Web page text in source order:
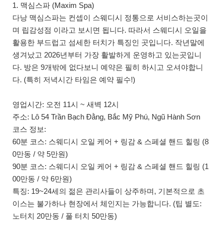
1. 맥심스파 (Maxim Spa)
다낭 맥심스파는 컨셉이 스웨디시 정통으로 서비스하는곳이
며 립감성점 이라고 보시면 됩니다. 따라서 스웨디시 오일을
활용한 부드럽고 섬세한 터치가 특징인 곳입니다. 작년말에
생겨났고 2026년부터 가장 활발하게 운영하고 있는곳입니
다. 방은 9개밖에 없다보니 예약은 필히 하시고 오셔야합니
다. (특히 저녁시간 타임은 예약 필수!)
영업시간: 오전 11시 ~ 새벽 12시
주소: Lô 54 Trần Bạch Đằng, Bắc Mỹ Phú, Ngũ Hành Sơn
코스 정보:
60분 코스: 스웨디시 오일 케어 + 링감 & 스페셜 핸드 힐링 (8
0만동 / 약 5만원)
90분 코스: 스웨디시 오일 케어 + 링감 & 스페셜 핸드 힐링 (1
00만동 / 약 6만원)
특징: 19~24세의 젊은 관리사들이 상주하며, 기본적으로 초
이스는 불가하나 현장에서 체인지는 가능합니다. (팁 별도:
노터치 20만동 / 풀 터치 50만동)